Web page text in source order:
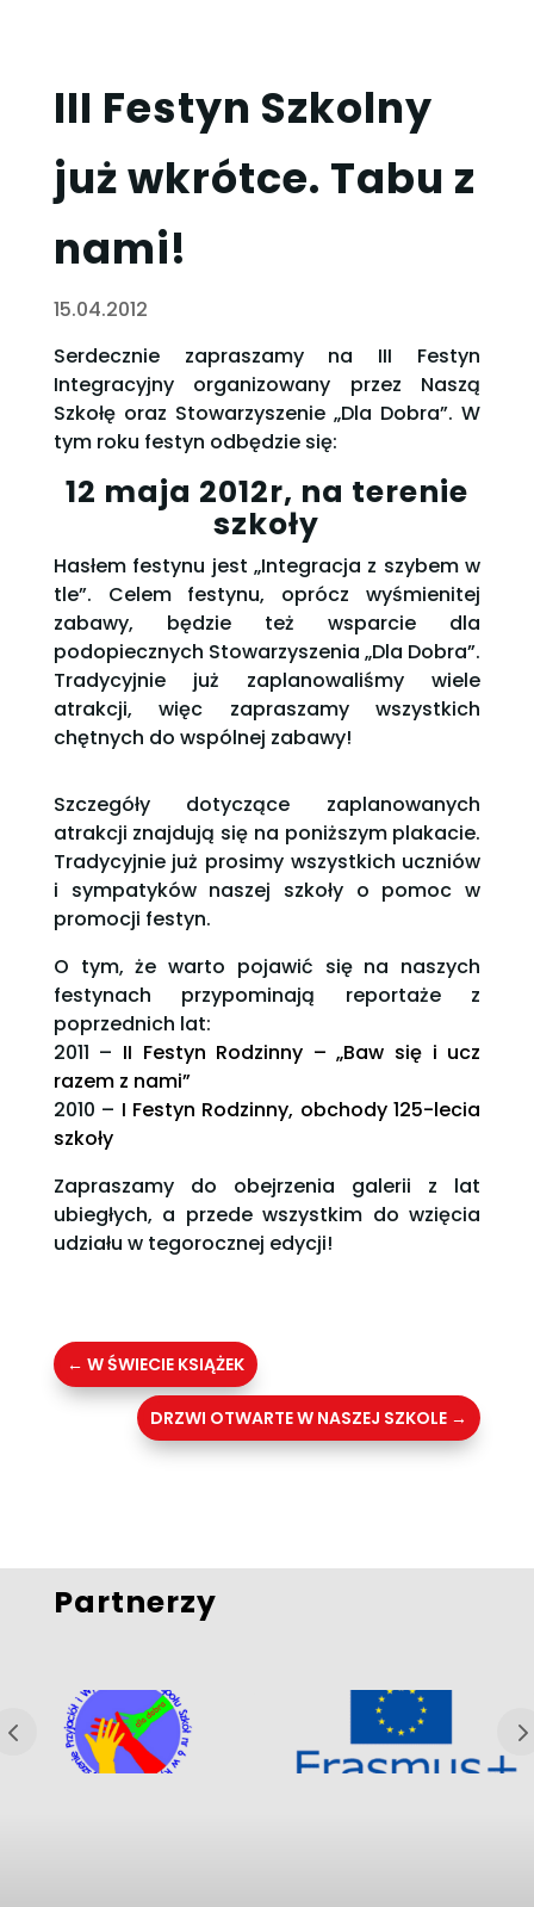
III Festyn Szkolny
już wkrótce. Tabu z
nami!
15.04.2012
Serdecznie zapraszamy na III Festyn
Integracyjny organizowany przez Naszą
Szkołę oraz Stowarzyszenie „Dla Dobra”. W
tym roku festyn odbędzie się:
12 maja 2012r, na terenie
szkoły
Hasłem festynu jest „Integracja z szybem w
tle”. Celem festynu, oprócz wyśmienitej
zabawy, będzie też wsparcie dla
podopiecznych Stowarzyszenia „Dla Dobra”.
Tradycyjnie już zaplanowaliśmy wiele
atrakcji, więc zapraszamy wszystkich
chętnych do wspólnej zabawy!
Szczegóły dotyczące zaplanowanych
atrakcji znajdują się na poniższym plakacie.
Tradycyjnie już prosimy wszystkich uczniów
i sympatyków naszej szkoły o pomoc w
promocji festyn.
O tym, że warto pojawić się na naszych
festynach przypominają reportaże z
poprzednich lat:
2011 – II Festyn Rodzinny – „Baw się i ucz
razem z nami”
2010 – I Festyn Rodzinny, obchody 125-lecia
szkoły
Zapraszamy do obejrzenia galerii z lat
ubiegłych, a przede wszystkim do wzięcia
udziału w tegorocznej edycji!
← W ŚWIECIE KSIĄŻEK
DRZWI OTWARTE W NASZEJ SZKOLE →
Partnerzy